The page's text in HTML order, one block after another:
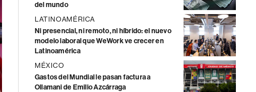
del mundo
LATINOAMÉRICA
Ni presencial, ni remoto, ni híbrido: el nuevo
modelo laboral que WeWork ve crecer en
Latinoamérica
MÉXICO
Gastos del Mundial le pasan factura a
Ollamani de Emilio Azcárraga